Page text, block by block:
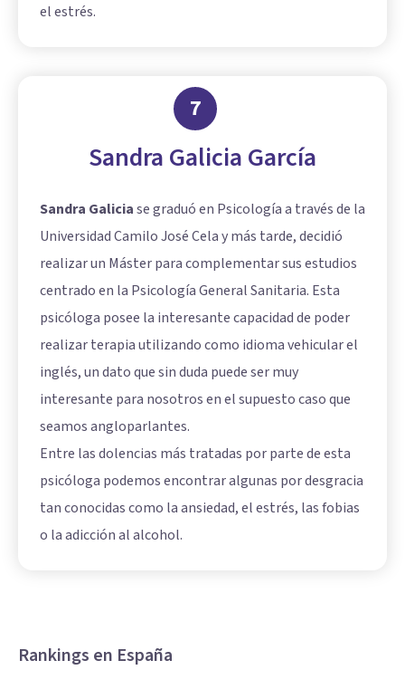
el estrés.
7
Sandra Galicia García
Sandra Galiciase graduó en Psicología a través de la
Universidad Camilo José Cela y más tarde, decidió
realizar un Máster para complementar sus estudios
centrado en la Psicología General Sanitaria. Esta
psicóloga posee la interesante capacidad de poder
realizar terapia utilizando como idioma vehicular el
inglés, un dato que sin duda puede ser muy
interesante para nosotros en el supuesto caso que
seamos angloparlantes.
Entre las dolencias más tratadas por parte de esta
psicóloga podemos encontrar algunas por desgracia
tan conocidas como la ansiedad, el estrés, las fobias
o la adicción al alcohol.
Rankings en España